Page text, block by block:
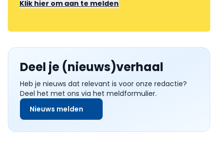
Klik hier om aan te melden
Deel je (nieuws)verhaal
Heb je nieuws dat relevant is voor onze redactie?
Deel het met ons via het meldformulier.
Nieuws melden